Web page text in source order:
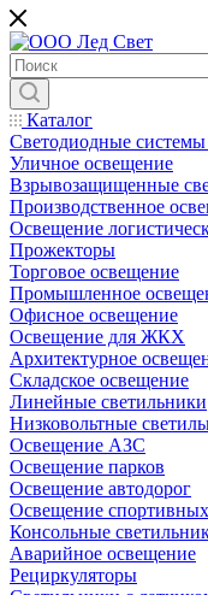
Каталог
Светодиодные
Уличное освещение
Взрывозащищенные
Производственное
Освещение
Прожекторы
Торговое освещение
Промышленное
Офисное освещение
Освещение для ЖКХ
Архитектурное
Складское освещение
Линейные светильники
Низковольтные
Освещение АЗС
Освещение парков
Освещение автодорог
Освещение
Консольные
Аварийное освещение
Рециркуляторы